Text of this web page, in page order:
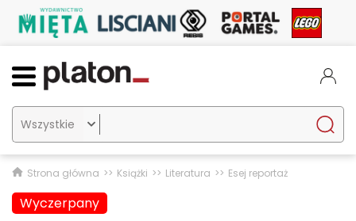

Strona główna Książki Literatura Esej reportaż
Wyczerpany